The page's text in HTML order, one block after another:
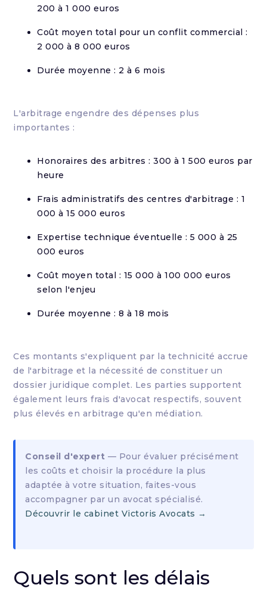
200 à 1 000 euros
Coût moyen total pour un conflit commercial :
2 000 à 8 000 euros
Durée moyenne : 2 à 6 mois
L'arbitrage engendre des dépenses plus
importantes :
Honoraires des arbitres : 300 à 1 500 euros par
heure
Frais administratifs des centres d'arbitrage : 1
000 à 15 000 euros
Expertise technique éventuelle : 5 000 à 25
000 euros
Coût moyen total : 15 000 à 100 000 euros
selon l'enjeu
Durée moyenne : 8 à 18 mois
Ces montants s'expliquent par la technicité accrue
de l'arbitrage et la nécessité de constituer un
dossier juridique complet. Les parties supportent
également leurs frais d'avocat respectifs, souvent
plus élevés en arbitrage qu'en médiation.
Conseil d'expert — Pour évaluer précisément
les coûts et choisir la procédure la plus
adaptée à votre situation, faites-vous
accompagner par un avocat spécialisé.
Découvrir le cabinet Victoris Avocats →
Quels sont les délais